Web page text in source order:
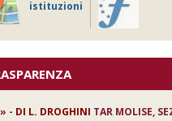
istituzioni
- DI L. DROGHINI TAR MOLISE,